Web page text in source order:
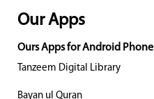
Our Apps
Ours Apps for Android Phone
Tanzeem Digital Library
Bayan ul Quran